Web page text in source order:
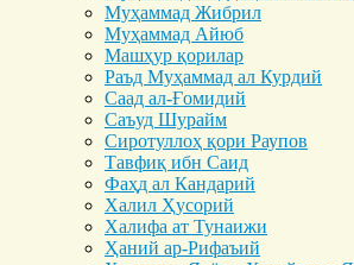
Муҳаммад Жибрил
Муҳаммад Айюб
Машҳур қорилар
Раъд Муҳаммад ал Курдий
Саад ал-Ғомидий
Саъуд Шурайм
Сиротуллоҳ қори Раупов
Тавфиқ ибн Саид
Фаҳд ал Кандарий
Халил Ҳусорий
Халифа ат Тунаижи
Ҳаний ар-Рифаъий